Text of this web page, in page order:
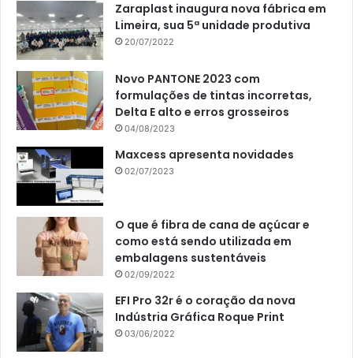
Zaraplast inaugura nova fábrica em
Limeira, sua 5ª unidade produtiva
20/07/2022
Novo PANTONE 2023 com
formulações de tintas incorretas,
Delta E alto e erros grosseiros
04/08/2023
Maxcess apresenta novidades
02/07/2023
O que é fibra de cana de açúcar e
como está sendo utilizada em
embalagens sustentáveis
02/09/2022
EFI Pro 32r é o coração da nova
Indústria Gráfica Roque Print
03/06/2022